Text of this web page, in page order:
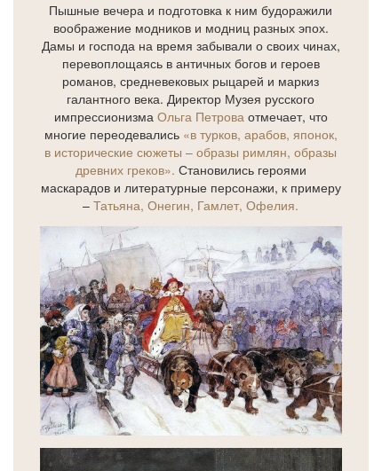
Пышные вечера и подготовка к ним будоражили
воображение модников и модниц разных эпох.
Дамы и господа на время забывали о своих чинах,
перевоплощаясь в античных богов и героев
романов, средневековых рыцарей и маркиз
галантного века. Директор Музея русского
импрессионизма Ольга Петрова отмечает, что
многие переодевались «в турков, арабов, японок,
в исторические сюжеты – образы римлян, образы
древних греков». Становились героями
маскарадов и литературные персонажи, к примеру
–Татьяна, Онегин, Гамлет, Офелия.